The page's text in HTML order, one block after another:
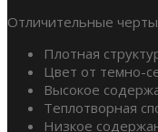
Отличительные черты
Плотная
Цвет от темно-
Высокое
Теплотворная
Низкое